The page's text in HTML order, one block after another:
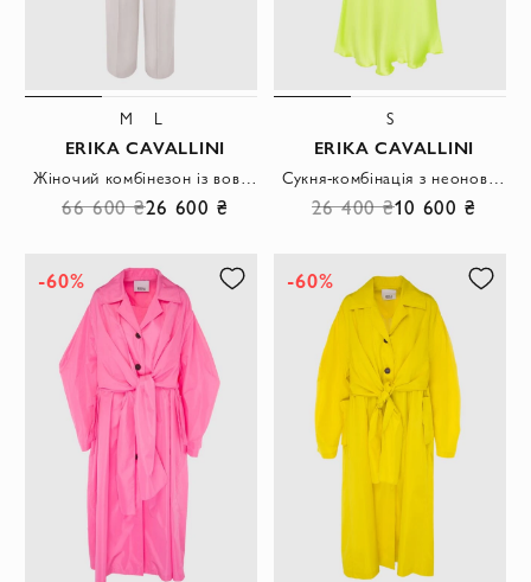
M L
ERIKA CAVALLINI
Жіночий комбінезон із вовни світло сірий з жилетом та брюками.
66 600 ₴26 600 ₴
S
ERIKA CAVALLINI
Сукня-комбінація з неонової віскози з контрастним оздобленням та відкритою спиною
26 400 ₴10 600 ₴
-60% -60%